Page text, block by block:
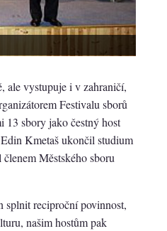
ale vystupuje i v zahraničí,
Festivalu sborů
13 sbory jako čestný host
Kmetaš ukončil studium
Městského sboru
reciproční povinnost,
našim hostům pak